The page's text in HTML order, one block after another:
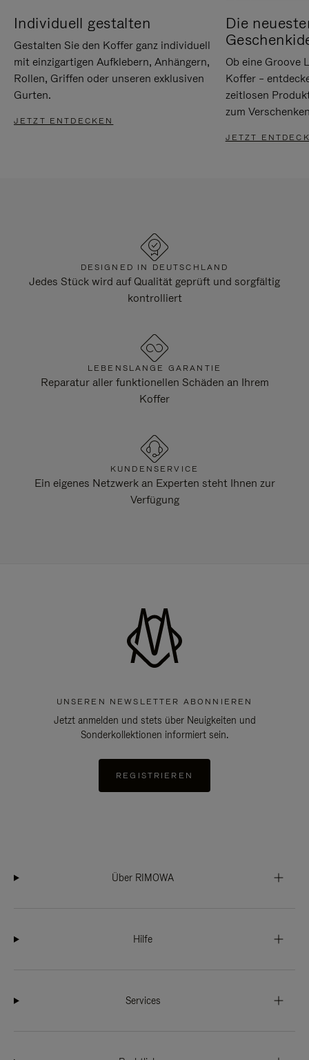
Individuell gestalten
Gestalten Sie den Koffer ganz individuell
mit einzigartigen Aufklebern, Anhängern,
Rollen, Griffen oder unseren exklusiven
Gurten.
JETZT ENTDECKEN
Die
Ob eine Groove
Koffer –
zeitlosen
zum
JETZT
DESIGNED IN DEUTSCHLAND
Jedes Stück wird auf Qualität geprüft und sorgfältig
kontrolliert
LEBENSLANGE GARANTIE
Reparatur aller funktionellen Schäden an Ihrem
Koffer
KUNDENSERVICE
Ein eigenes Netzwerk an Experten steht Ihnen zur
Verfügung
UNSEREN NEWSLETTER ABONNIEREN
Jetzt anmelden und stets über Neuigkeiten und
Sonderkollektionen informiert sein.
REGISTRIEREN
Über RIMOWA
Hilfe
Services